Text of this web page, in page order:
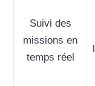
Suivi des
missions en
temps réel